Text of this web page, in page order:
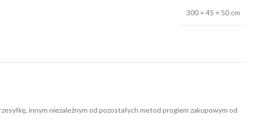
300 × 45 × 50 cm
innym niezależnym od pozostałych metod progiem zakupowym od